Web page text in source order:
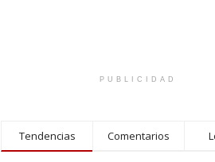
PUBLICIDAD
Tendencias Comentarios